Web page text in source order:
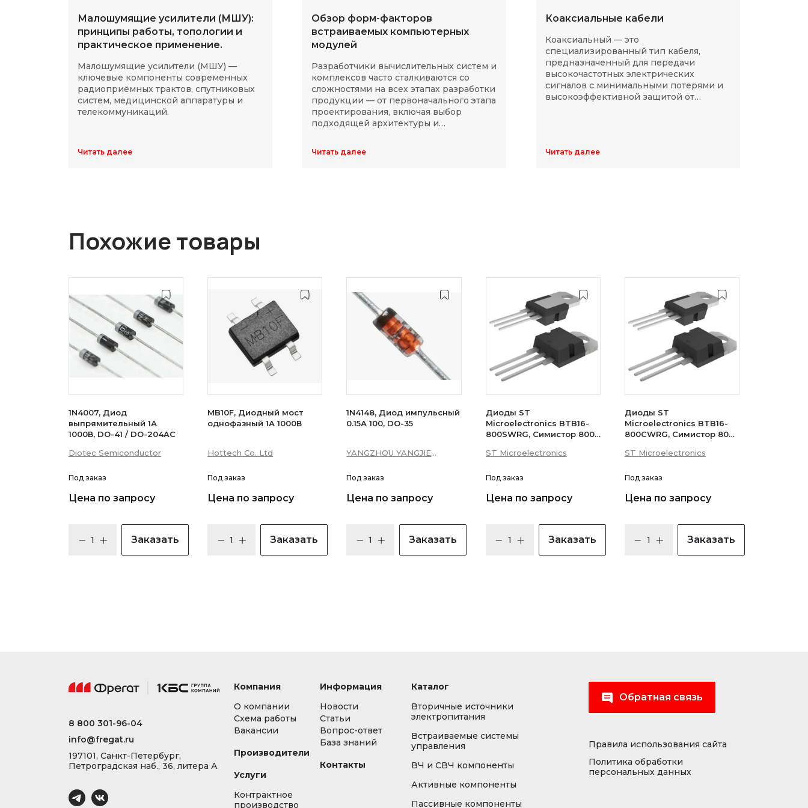
Малошумящие усилители (МШУ):
принципы работы, топологии и
практическое применение.
Малошумящие усилители (МШУ) —
ключевые компоненты современных
радиоприёмных трактов, спутниковых
систем, медицинской аппаратуры и
телекоммуникаций.
Читать далее
Обзор форм-факторов
встраиваемых компьютерных
модулей
Разработчики вычислительных систем и
комплексов часто сталкиваются со
сложностями на всех этапах разработки
продукции — от первоначального этапа
проектирования, включая выбор
подходящей архитектуры и
длительного массового производства.
Читать далее
Коаксиальные кабели
Коаксиальный — это
специализированный тип кабеля,
предназначенный для передачи
высокочастотных электрических
сигналов с минимальными потерями и
высокоэффективной защитой от
Читать далее
Похожие товары
1N4007, Диод
выпрямительный 1А
1000В, DO-41 / DO-204AC
Diotec Semiconductor
Под заказ
Цена по запросу
Заказать
MB10F, Диодный мост
однофазный 1А 1000В
Hottech Co. Ltd
Под заказ
Цена по запросу
Заказать
1N4148, Диод импульсный
0.15А 100, DO-35
YANGZHOU YANGJIE
Под заказ
Цена по запросу
Заказать
Диоды ST
Microelectronics BTB16-
800SWRG, Симистор 800В
уровень)
ST Microelectronics
Под заказ
Цена по запросу
Заказать
Диоды ST
Microelectronics BTB16-
800CWRG, Симистор 800В
(бесснабберный)
ST Microelectronics
Под заказ
Цена по запросу
Заказать
8 800 301-96-04
info@fregat.ru
197101, Санкт-Петербург,
Петроградская наб., 36, литера А
Компания
О компании
Схема работы
Вакансии
Производители
Услуги
Контрактное
производство
Информация
Новости
Статьи
Вопрос-ответ
База знаний
Контакты
Каталог
Вторичные источники
электропитания
Встраиваемые системы
управления
ВЧ и СВЧ компоненты
Активные компоненты
Пассивные компоненты
Обратная связь
Правила использования сайта
Политика обработки
персональных данных